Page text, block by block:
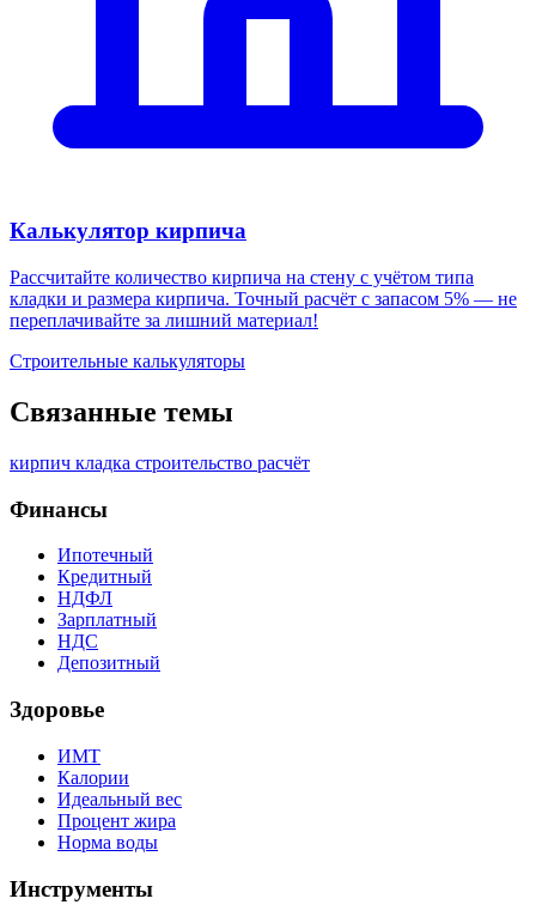
Калькулятор кирпича
Рассчитайте количество кирпича на стену с учётом типа
кладки и размера кирпича. Точный расчёт с запасом 5% — не
переплачивайте за лишний материал!
Строительные калькуляторы
Связанные темы
кирпич кладка строительство расчёт
Финансы
Ипотечный
Кредитный
НДФЛ
Зарплатный
НДС
Депозитный
Здоровье
ИМТ
Калории
Идеальный вес
Процент жира
Норма воды
Инструменты